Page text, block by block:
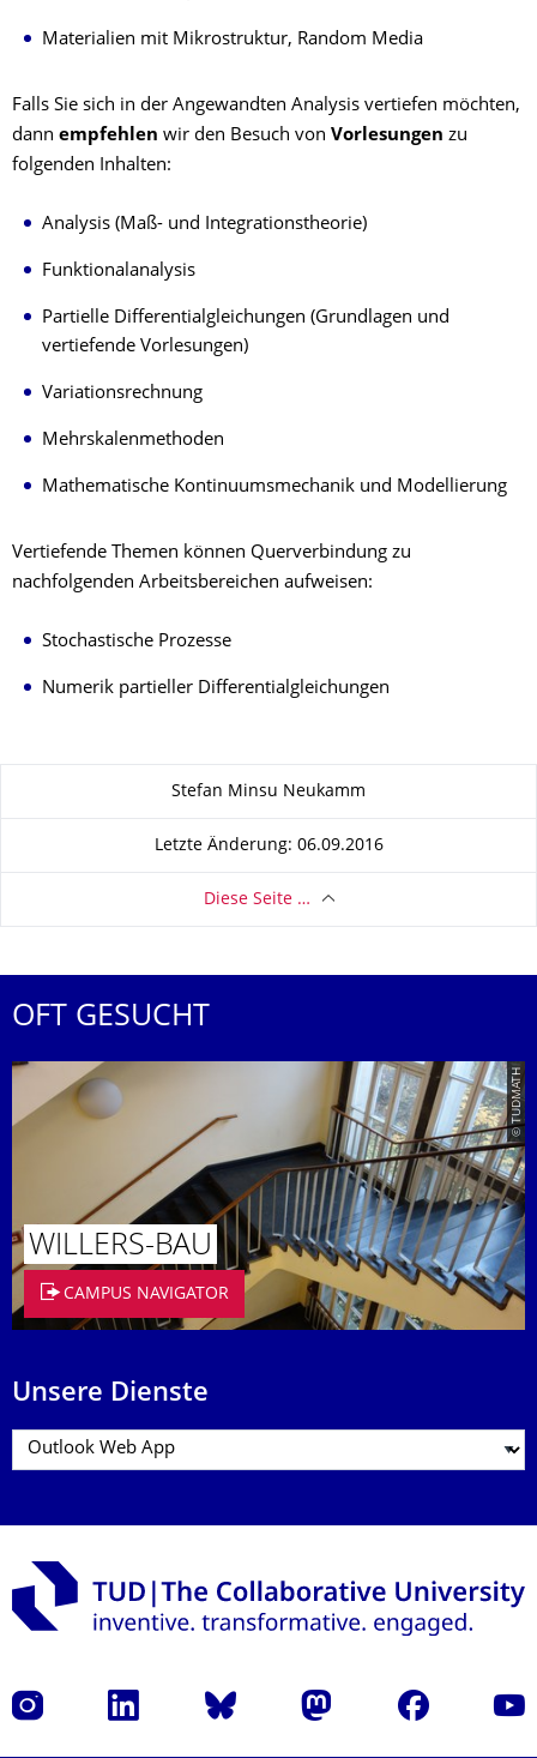
Materialien mit Mikrostruktur, Random Media
Falls Sie sich in der Angewandten Analysis vertiefen möchten,
dann empfehlen wir den Besuch von Vorlesungen zu
folgenden Inhalten:
Analysis (Maß- und Integrationstheorie)
Funktionalanalysis
Partielle Differentialgleichungen (Grundlagen und
vertiefende Vorlesungen)
Variationsrechnung
Mehrskalenmethoden
Mathematische Kontinuumsmechanik und Modellierung
Vertiefende Themen können Querverbindung zu
nachfolgenden Arbeitsbereichen aufweisen:
Stochastische Prozesse
Numerik partieller Differentialgleichungen
Zu dieser SeiteStefan Minsu Neukamm
Letzte Änderung: 06.09.2016
Diese Seite …
OFT GESUCHT
© TUDMATH
WILLERS-BAU
CAMPUS NAVIGATOR
Unsere Dienste
Instagram LinkedIn Bluesky Mastodon Facebook